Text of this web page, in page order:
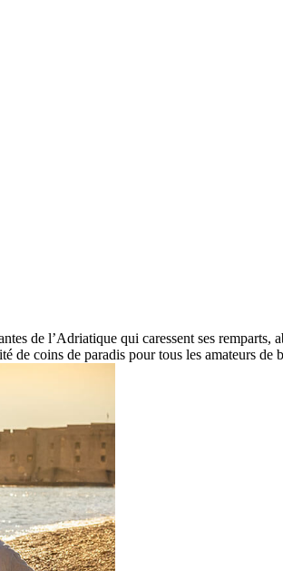
de l’Adriatique qui caressent ses remparts,
de coins de paradis pour tous les amateurs de